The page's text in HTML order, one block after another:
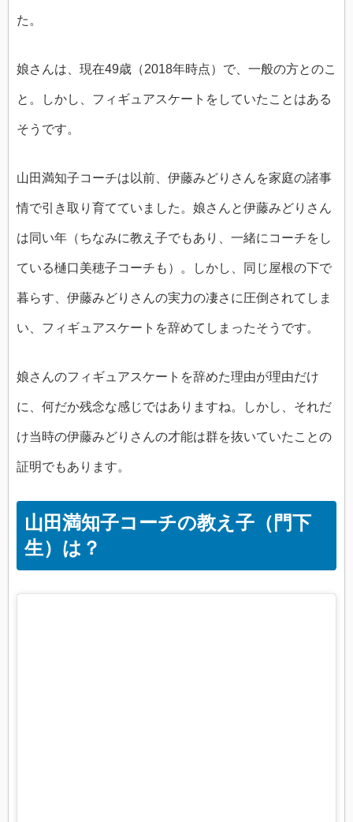
た。
娘さんは、現在49歳（2018年時点）で、一般の方とのこ
と。しかし、フィギュアスケートをしていたことはある
そうです。
山田満知子コーチは以前、伊藤みどりさんを家庭の諸事
情で引き取り育てていました。娘さんと伊藤みどりさん
は同い年（ちなみに教え子でもあり、一緒にコーチをし
ている樋口美穂子コーチも）。しかし、同じ屋根の下で
暮らす、伊藤みどりさんの実力の凄さに圧倒されてしま
い、フィギュアスケートを辞めてしまったそうです。
娘さんのフィギュアスケートを辞めた理由が理由だけ
に、何だか残念な感じではありますね。しかし、それだ
け当時の伊藤みどりさんの才能は群を抜いていたことの
証明でもあります。
山田満知子コーチの教え子（門下
生）は？